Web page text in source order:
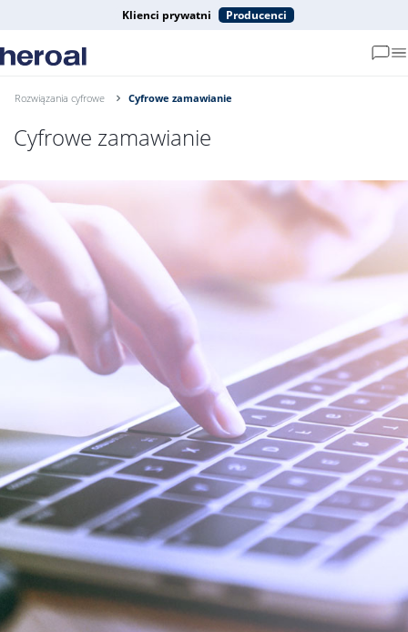
Klienci prywatni Producenci
Rozwiązania cyfrowe Cyfrowe zamawianie
Cyfrowe zamawianie